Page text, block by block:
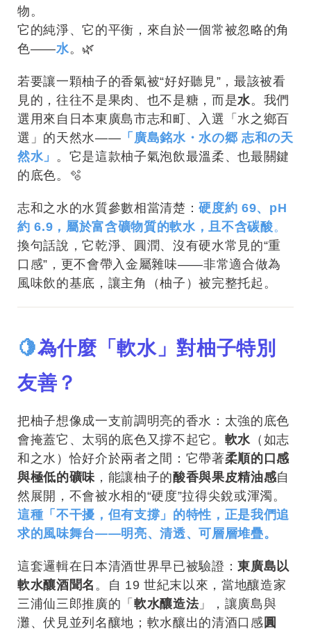
物。
它的純淨、它的平衡，來自於一個常被忽略的角
色——水。🌿
若要讓一顆柚子的香氣被“好好聽見”，最該被看
見的，往往不是果肉、也不是糖，而是水。我們
選用來自日本東廣島市志和町、入選「水之鄉百
選」的天然水—— 「廣島銘水・水の郷 志和の天
然水」 。它是這款柚子氣泡飲最溫柔、也最關鍵
的底色。🫧
志和之水的水質參數相當清楚：硬度約 69、pH
約 6.9，屬於富含礦物質的軟水，且不含碳酸。
換句話說，它乾淨、圓潤、沒有硬水常見的“重
口感”，更不會帶入金屬雜味——非常適合做為
風味飲的基底，讓主角（柚子）被完整托起。
🍋為什麼「軟水」對柚子特別
友善？
把柚子想像成一支前調明亮的香水：太強的底色
會掩蓋它、太弱的底色又撐不起它。 軟水 （如志
和之水）恰好介於兩者之間：它帶著柔順的口感
與極低的礦味 ，能讓柚子的酸香與果皮精油感自
然展開，不會被水相的“硬度”拉得尖銳或渾濁。
這種「不干擾，但有支撐」的特性，正是我們追
求的風味舞台——明亮、清透、可層層堆疊。
這套邏輯在日本清酒世界早已被驗證：東廣島以
軟水釀酒聞名 。自 19 世紀末以來，當地釀造家
三浦仙三郎推廣的「 軟水釀造法」，讓廣島與
灘、伏見並列名釀地；軟水釀出的清酒口感 圓